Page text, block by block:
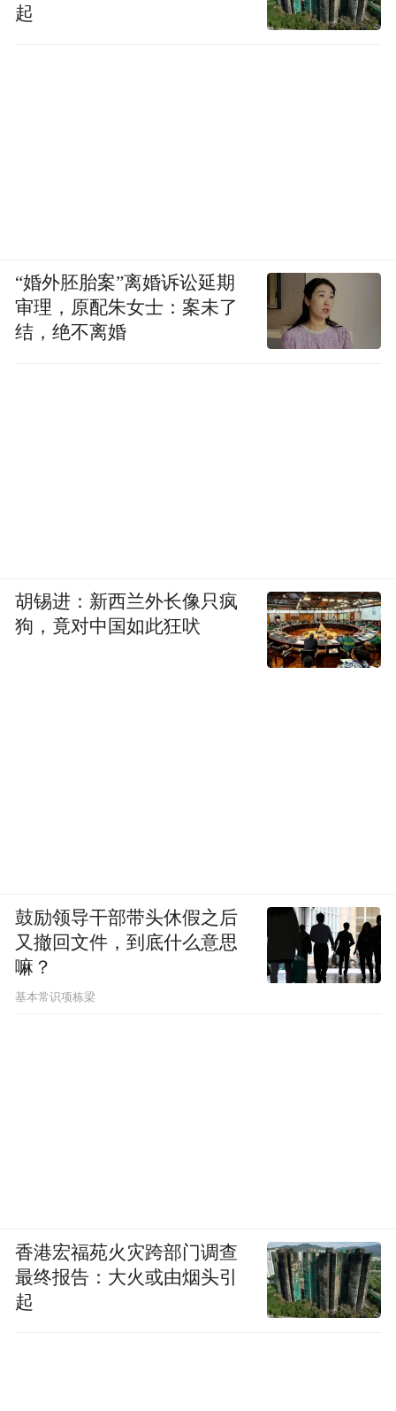
起
“婚外胚胎案”离婚诉讼延期
审理，原配朱女士：案未了
结，绝不离婚
胡锡进：新西兰外长像只疯
狗，竟对中国如此狂吠
鼓励领导干部带头休假之后
又撤回文件，到底什么意思
嘛？
基本常识项栋梁
香港宏福苑火灾跨部门调查
最终报告：大火或由烟头引
起